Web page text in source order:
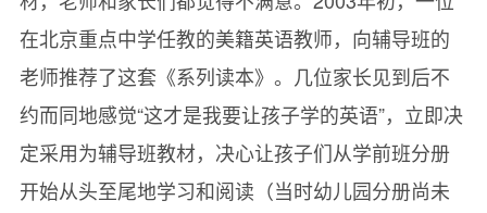
在北京重点中学任教的美籍英语教师，向辅导班的
老师推荐了这套《系列读本》。几位家长见到后不
约而同地感觉“这才是我要让孩子学的英语”，立即决
定采用为辅导班教材，决心让孩子们从学前班分册
开始从头至尾地学习和阅读（当时幼儿园分册尚未